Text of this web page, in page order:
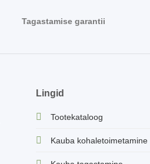
Tagastamise garantii
Lingid
Tootekataloog
Kauba kohaletoimetamine